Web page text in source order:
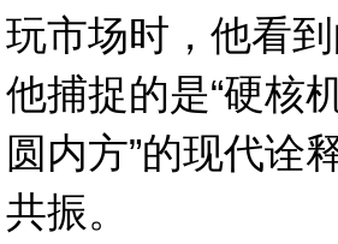
玩市场时，他看
他捕捉的是“硬核
圆内方”的现代诠
共振。